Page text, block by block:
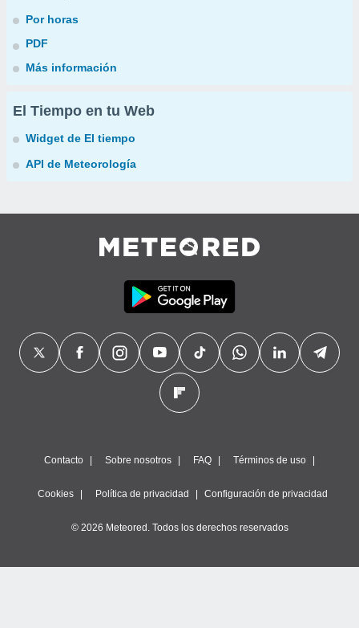
Por horas
PDF
Más información
El Tiempo en tu Web
Widget de El tiempo
API de Meteorología
Contacto Sobre nosotros FAQ Términos de uso
Cookies Política de privacidad Configuración de privacidad
© 2026 Meteored. Todos los derechos reservados